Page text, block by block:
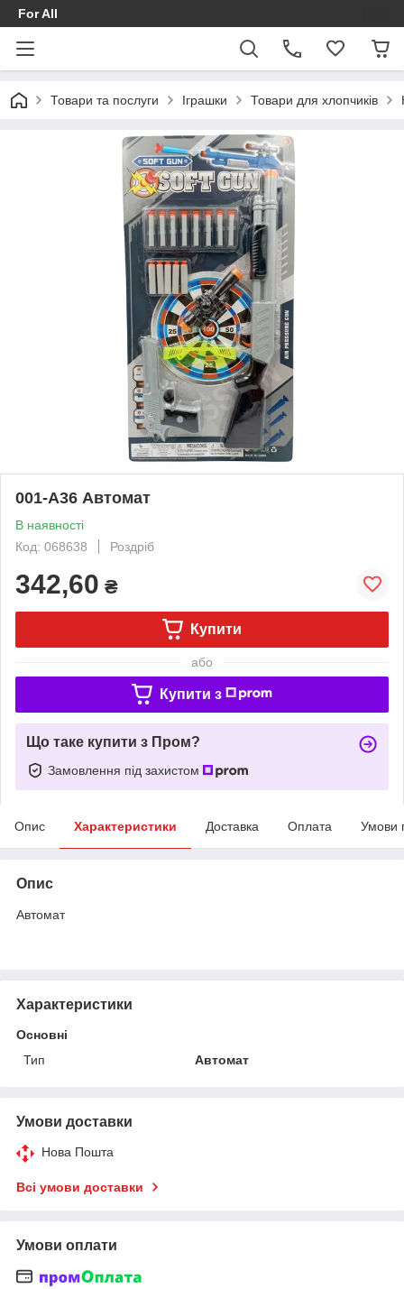
For All
Товари та послуги Іграшки Товари для хлопчиків
001-A36 Автомат
В наявності
Код: 068638
Роздріб
342,60 ₴
Купити
або
Купити з
Що таке купити з Пром?
Замовлення під захистом
Опис Характеристики Доставка Оплата Умови
Опис
Автомат
Характеристики
Основні
Тип
Автомат
Умови доставки
Нова Пошта
Всі умови доставки
Умови оплати